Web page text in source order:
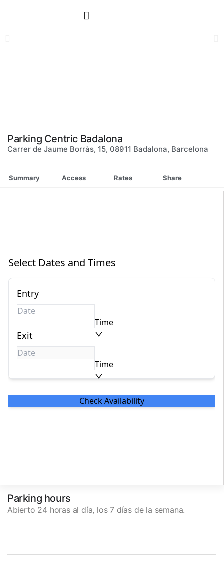
Parking Centric Badalona
Carrer de Jaume Borràs, 15, 08911 Badalona, Barcelona
Summary Access Rates Share
Parking hours
Abierto 24 horas al día, los 7 días de la semana.